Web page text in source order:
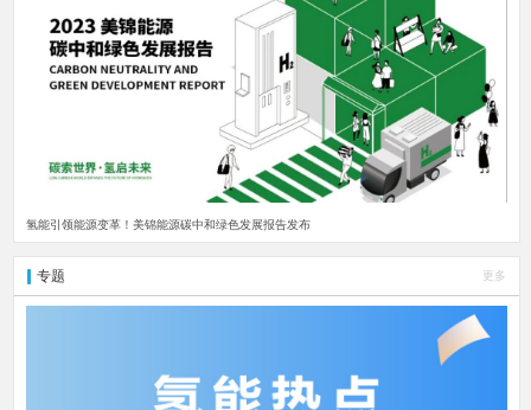
氢能引领能源变革！美锦能源碳中和绿色发展报告发布
专题 更多